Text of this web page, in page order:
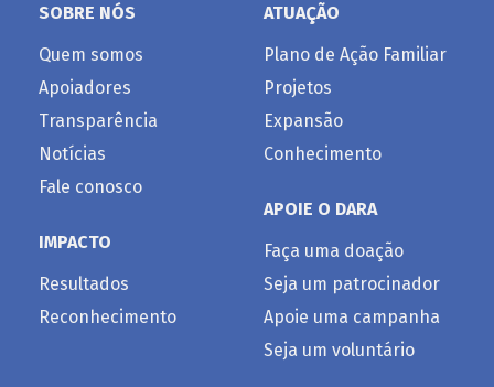
SOBRE NÓS
Quem somos
Apoiadores
Transparência
Notícias
Fale conosco
IMPACTO
Resultados
Reconhecimento
ATUAÇÃO
Plano de Ação Familiar
Projetos
Expansão
Conhecimento
APOIE O DARA
Faça uma doação
Seja um patrocinador
Apoie uma campanha
Seja um voluntário